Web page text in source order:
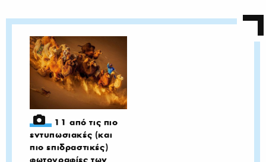
11 από τις πιο
εντυπωσιακές (και
πιο επιδραστικές)
φωτογραφίες των